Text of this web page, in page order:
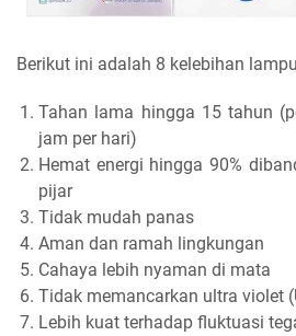
Berikut ini adalah 8 kelebihan
Tahan lama hingga 15 tahun
jam per hari)
Hemat energi hingga 90%
pijar
Tidak mudah panas
Aman dan ramah lingkungan
Cahaya lebih nyaman di mata
Tidak memancarkan ultra violet
Lebih kuat terhadap fluktuasi